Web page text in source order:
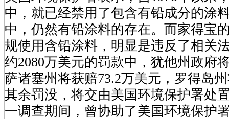
中，就已经禁用了包含有铅成分的涂
中，仍然有铅涂料的存在。而家得宝
规使用含铅涂料，明显是违反了相关
约2080万美元的罚款中，犹他州政府
萨诸塞州将获赔73.2万美元，罗得岛
其余罚没，将交由美国环境保护署
一调查期间，曾协助了美国环境保护